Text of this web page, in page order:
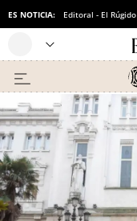
ES NOTICIA: Editoral - El Rúgido